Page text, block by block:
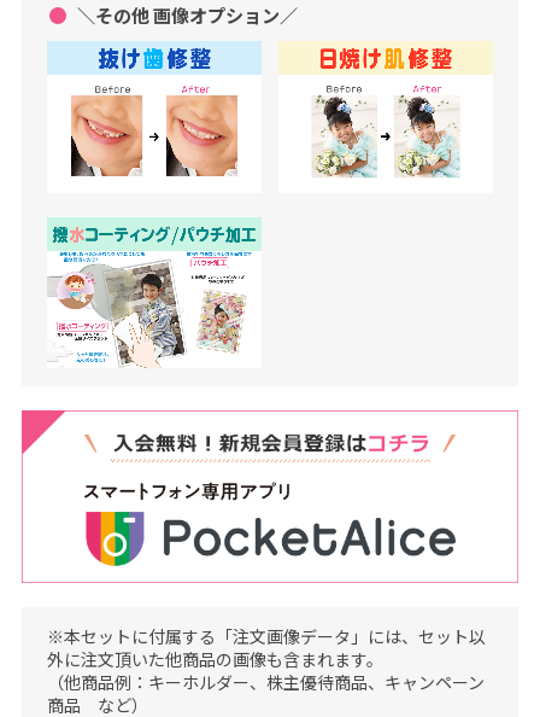
＼その他 画像オプション／
※本セットに付属する「注文画像データ」には、セット以
外に注文頂いた他商品の画像も含まれます。
（他商品例：キーホルダー、株主優待商品、キャンペーン
商品 など）